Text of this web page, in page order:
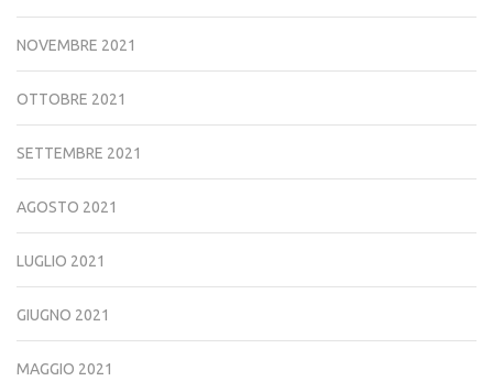
NOVEMBRE 2021
OTTOBRE 2021
SETTEMBRE 2021
AGOSTO 2021
LUGLIO 2021
GIUGNO 2021
MAGGIO 2021